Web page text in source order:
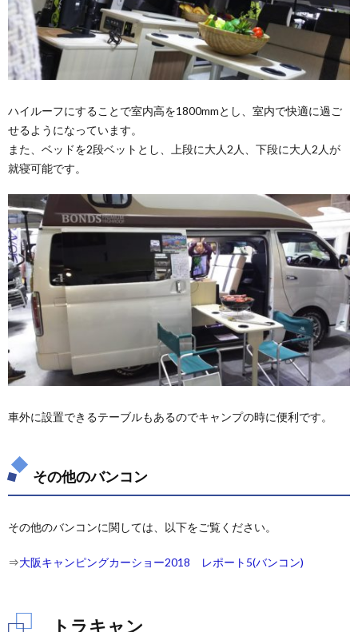
ハイルーフにすることで室内高を1800mmとし、室内で快適に過ご
せるようになっています。
また、ベッドを2段ベットとし、上段に大人2人、下段に大人2人が
就寝可能です。
車外に設置できるテーブルもあるのでキャンプの時に便利です。
その他のバンコン
その他のバンコンに関しては、以下をご覧ください。
⇒大阪キャンピングカーショー2018 レポート5(バンコン)
トラキャン